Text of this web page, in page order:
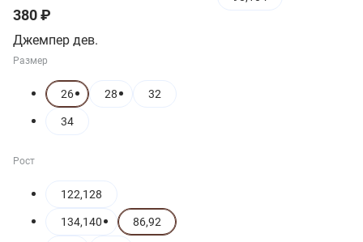
380 ₽
Джемпер дев.
Размер
26 28 32
34
Рост
122,128
134,140 86,92